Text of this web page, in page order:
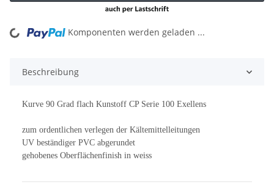
Loading... Komponenten werden geladen ...
Beschreibung
Kurve 90 Grad flach Kunstoff CP Serie 100 Exellens
zum ordentlichen verlegen der Kältemittelleitungen
UV beständiger PVC abgerundet
gehobenes Oberflächenfinish in weiss